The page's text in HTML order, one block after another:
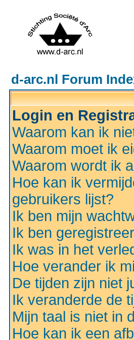
d-arc.nl Forum
Login en
Waarom kan ik
Waarom moet ik
Waarom wordt ik
Hoe kan ik
gebruikers lijst?
Ik ben mijn
Ik ben
Ik was in het
Hoe verander ik
De tijden zijn niet
Ik veranderde de
Mijn taal is niet in
Hoe kan ik een